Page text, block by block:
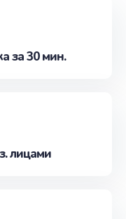
записаться на
за 30 мин.
лицами